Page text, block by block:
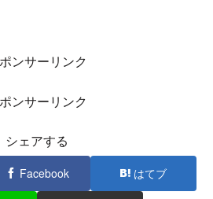
ンサーリンク
ンサーリンク
シェアする
Facebook はてブ